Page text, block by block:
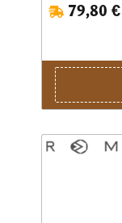
79,80 €